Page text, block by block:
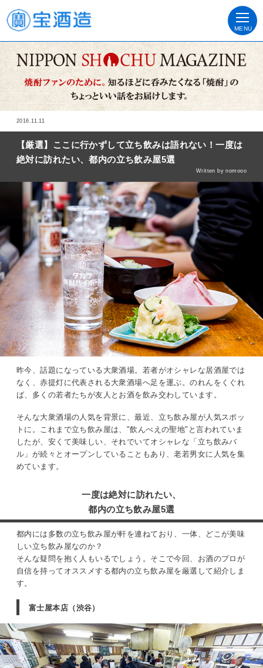
MENU
2016.11.11
【厳選】ここに行かずして立ち飲みは語れない！一度は
絶対に訪れたい、都内の立ち飲み屋5選
Written by nomooo
昨今、話題になっている大衆酒場。若者がオシャレな居酒屋では
なく、赤提灯に代表される大衆酒場へ足を運ぶ。のれんをくぐれ
ば、多くの若者たちが友人とお酒を飲み交わしています。
そんな大衆酒場の人気を背景に、最近、立ち飲み屋が人気スポッ
トに。これまで立ち飲み屋は、"飲んべえの聖地"と言われていま
したが、安くて美味しい、それでいてオシャレな「立ち飲みバ
ル」が続々とオープンしていることもあり、老若男女に人気を集
めています。
一度は絶対に訪れたい、
都内の立ち飲み屋5選
都内には多数の立ち飲み屋が軒を連ねており、一体、どこが美味
しい立ち飲み屋なのか？
そんな疑問を抱く人もいるでしょう。そこで今回、お酒のプロが
自信を持ってオススメする都内の立ち飲み屋を厳選して紹介しま
す。
富士屋本店（渋谷）